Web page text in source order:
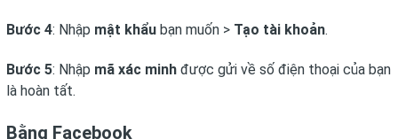
Bước 4: Nhập mật khẩu bạn muốn > Tạo tài khoản.
Bước 5: Nhập mã xác minh được gửi về số điện thoại của bạn
là hoàn tất.
Bằng Facebook